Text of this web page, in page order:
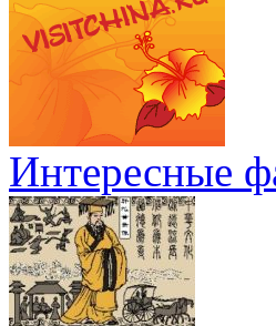
Интересные